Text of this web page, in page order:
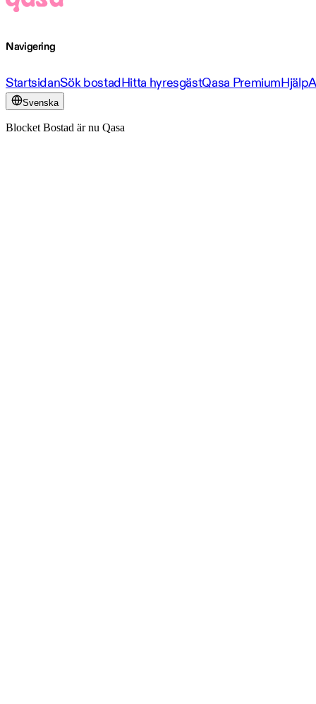
Navigering
StartsidanSök bostadHitta hyresgästQasa PremiumHjälp
Svenska
Blocket Bostad är nu Qasa